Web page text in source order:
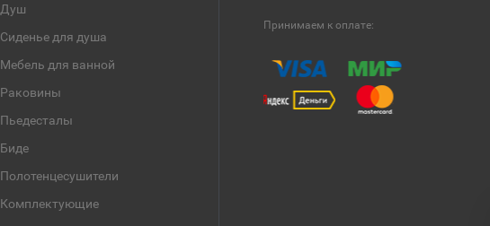
Душ
Сиденье для душа
Мебель для ванной
Раковины
Пьедесталы
Биде
Полотенцесушители
Комплектующие
Принимаем к оплате: